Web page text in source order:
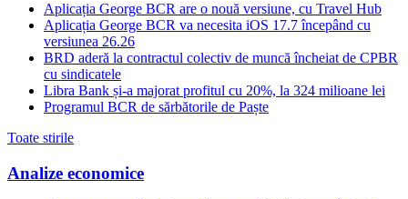
Aplicația George BCR are o nouă versiune, cu Travel Hub
Aplicația George BCR va necesita iOS 17.7 începând cu
versiunea 26.26
BRD aderă la contractul colectiv de muncă încheiat de CPBR
cu sindicatele
Libra Bank și-a majorat profitul cu 20%, la 324 milioane lei
Programul BCR de sărbătorile de Paște
Toate stirile
Analize economice